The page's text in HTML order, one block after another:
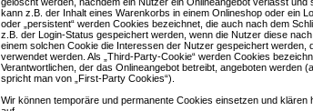
kann z.B. der Inhalt eines Warenkorbs in einem Onlineshop oder ein
oder „persistent“ werden Cookies bezeichnet, die auch nach dem
z.B. der Login-Status gespeichert werden, wenn die Nutzer diese
einem solchen Cookie die Interessen der Nutzer gespeichert
verwendet werden. Als „Third-Party-Cookie“ werden Cookies
Verantwortlichen, der das Onlineangebot betreibt, angeboten werden
spricht man von „First-Party Cookies“).
Wir können temporäre und permanente Cookies einsetzen und